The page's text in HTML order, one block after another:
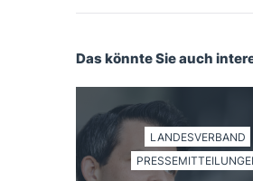
Das könnte Sie auch
LANDESVERBAND